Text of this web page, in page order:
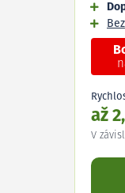
až
V